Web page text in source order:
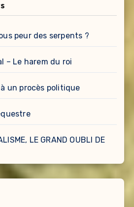
peur des serpents ?
– Le harem du roi
un procès politique
LE GRAND OUBLI DE